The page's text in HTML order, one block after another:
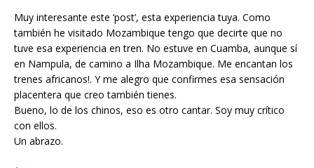
Muy interesante este ‘post’, esta experiencia tuya. Como
también he visitado Mozambique tengo que decirte que no
tuve esa experiencia en tren. No estuve en Cuamba, aunque sí
en Nampula, de camino a Ilha Mozambique. Me encantan los
trenes africanos!. Y me alegro que confirmes esa sensación
placentera que creo también tienes.
Bueno, lo de los chinos, eso es otro cantar. Soy muy crítico
con ellos.
Un abrazo.